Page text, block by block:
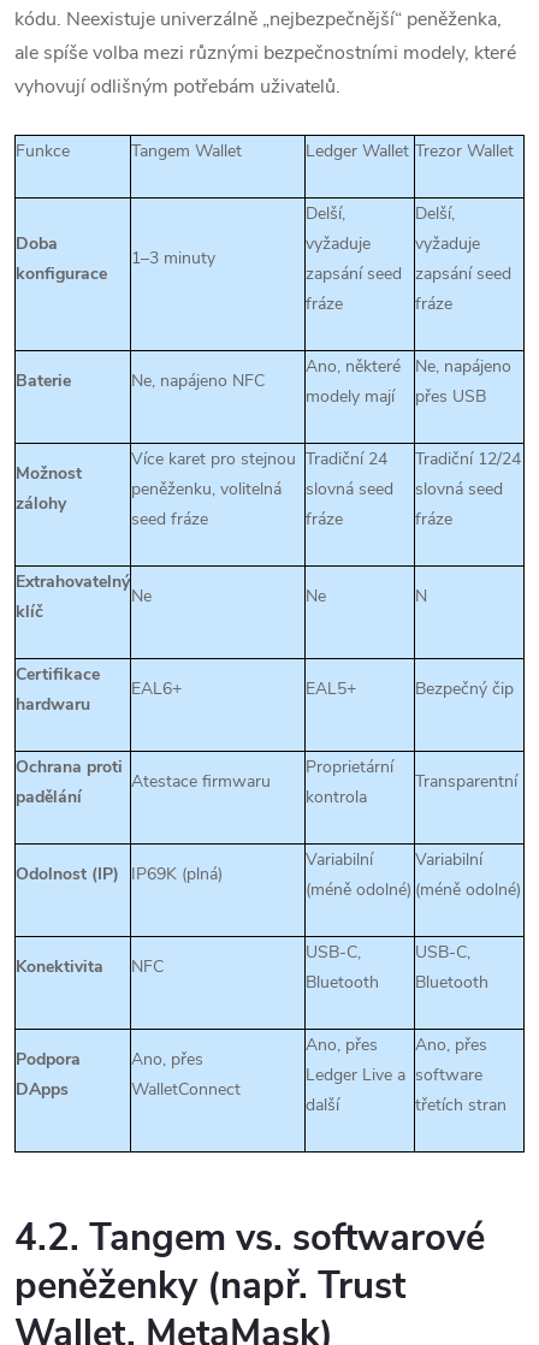
kódu. Neexistuje univerzálně „nejbezpečnější“ peněženka,
ale spíše volba mezi různými bezpečnostními modely, které
vyhovují odlišným potřebám uživatelů.
Funkce Tangem Wallet Ledger Wallet Trezor Wallet
Doba
konfigurace
1–3 minuty
Delší,
vyžaduje
zapsání seed
fráze
Delší,
vyžaduje
zapsání seed
fráze
Baterie Ne, napájeno NFC
Ano, některé
modely mají
Ne, napájeno
přes USB
Možnost
zálohy
Více karet pro stejnou
peněženku, volitelná
seed fráze
Tradiční 24
slovná seed
fráze
Tradiční 12/24
slovná seed
fráze
Extrahovatelný
klíč
Ne Ne N
Certifikace
hardwaru
EAL6+ EAL5+ Bezpečný čip
Ochrana proti
padělání
Atestace firmwaru
Proprietární
kontrola
Transparentní
Odolnost (IP) IP69K (plná)
Variabilní
(méně odolné)
Variabilní
(méně odolné)
Konektivita NFC
USB-C,
Bluetooth
USB-C,
Bluetooth
Podpora
DApps
Ano, přes
WalletConnect
Ano, přes
Ledger Live a
další
Ano, přes
software
třetích stran
4.2. Tangem vs. softwarové
peněženky (např. Trust
Wallet, MetaMask)